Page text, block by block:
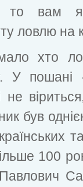
то вам
ловлю на
хто
У
не
був
100